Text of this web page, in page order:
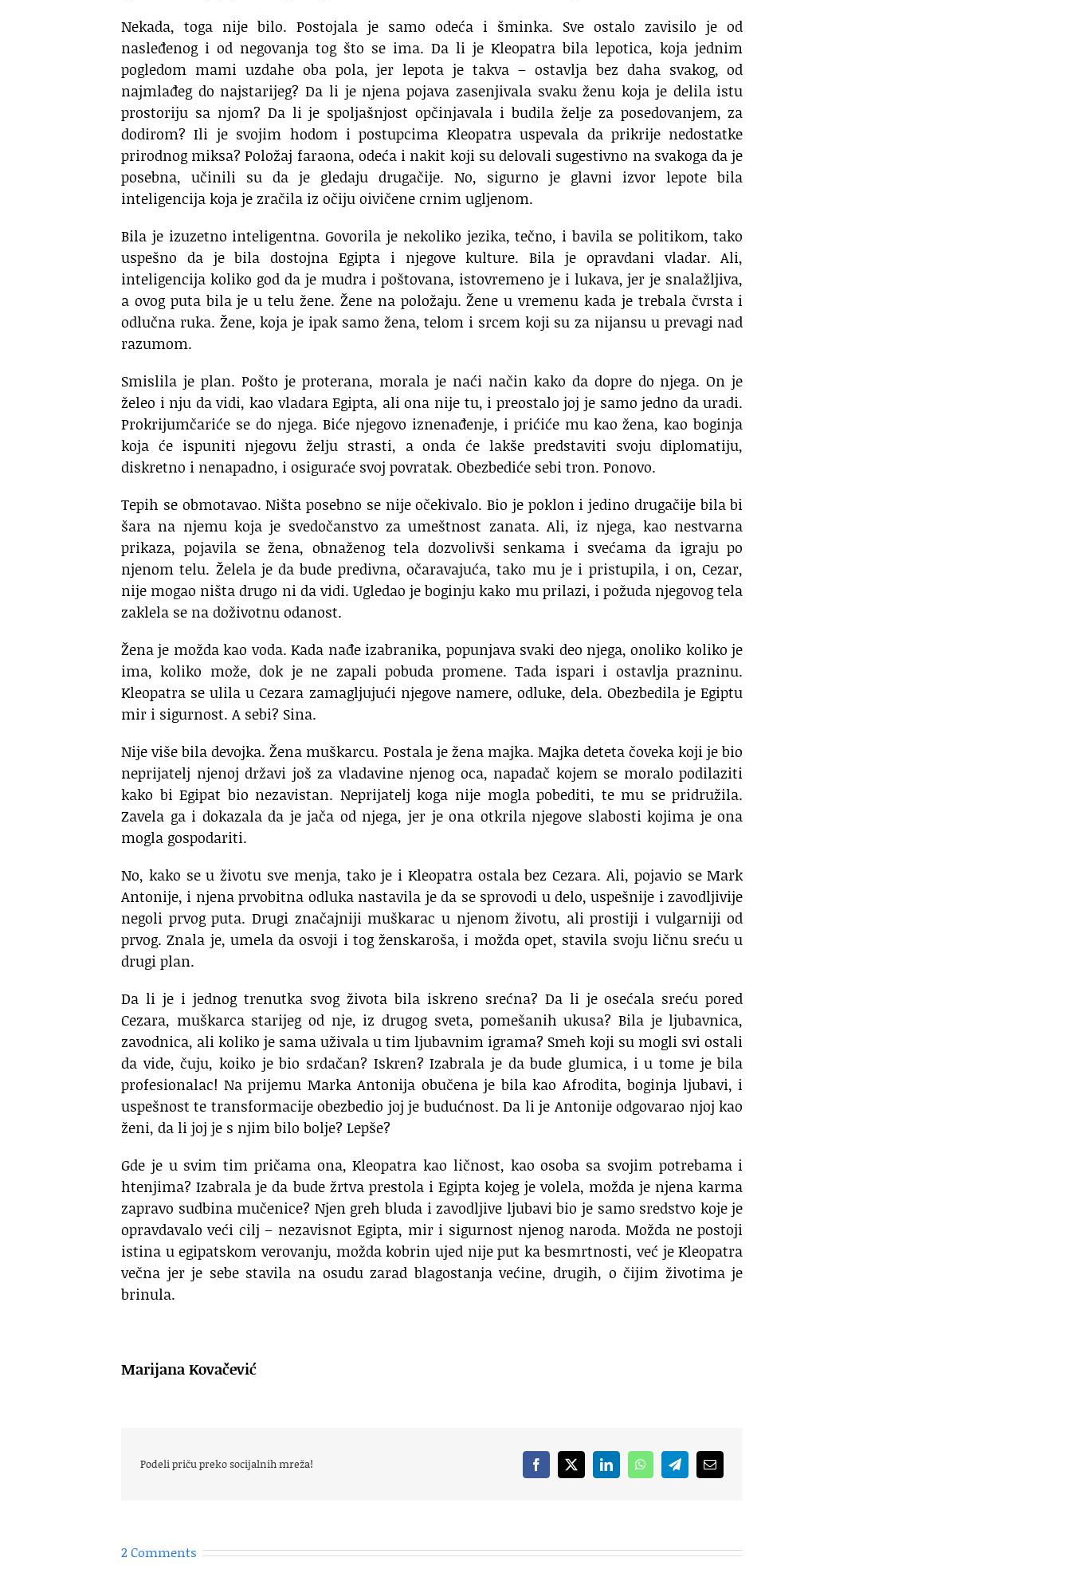
Nekada, toga nije bilo. Postojala je samo odeća i šminka. Sve ostalo zavisilo je od
nasleđenog i od negovanja tog što se ima. Da li je Kleopatra bila lepotica, koja jednim
pogledom mami uzdahe oba pola, jer lepota je takva – ostavlja bez daha svakog, od
najmlađeg do najstarijeg? Da li je njena pojava zasenjivala svaku ženu koja je delila istu
prostoriju sa njom? Da li je spoljašnjost opčinjavala i budila želje za posedovanjem, za
dodirom? Ili je svojim hodom i postupcima Kleopatra uspevala da prikrije nedostatke
prirodnog miksa? Položaj faraona, odeća i nakit koji su delovali sugestivno na svakoga da je
posebna, učinili su da je gledaju drugačije. No, sigurno je glavni izvor lepote bila
inteligencija koja je zračila iz očiju oivičene crnim ugljenom.
Bila je izuzetno inteligentna. Govorila je nekoliko jezika, tečno, i bavila se politikom, tako
uspešno da je bila dostojna Egipta i njegove kulture. Bila je opravdani vladar. Ali,
inteligencija koliko god da je mudra i poštovana, istovremeno je i lukava, jer je snalažljiva,
a ovog puta bila je u telu žene. Žene na položaju. Žene u vremenu kada je trebala čvrsta i
odlučna ruka. Žene, koja je ipak samo žena, telom i srcem koji su za nijansu u prevagi nad
razumom.
Smislila je plan. Pošto je proterana, morala je naći način kako da dopre do njega. On je
želeo i nju da vidi, kao vladara Egipta, ali ona nije tu, i preostalo joj je samo jedno da uradi.
Prokrijumčariće se do njega. Biće njegovo iznenađenje, i prićiće mu kao žena, kao boginja
koja će ispuniti njegovu želju strasti, a onda će lakše predstaviti svoju diplomatiju,
diskretno i nenapadno, i osiguraće svoj povratak. Obezbediće sebi tron. Ponovo.
Tepih se obmotavao. Ništa posebno se nije očekivalo. Bio je poklon i jedino drugačije bila bi
šara na njemu koja je svedočanstvo za umeštnost zanata. Ali, iz njega, kao nestvarna
prikaza, pojavila se žena, obnaženog tela dozvolivši senkama i svećama da igraju po
njenom telu. Želela je da bude predivna, očaravajuća, tako mu je i pristupila, i on, Cezar,
nije mogao ništa drugo ni da vidi. Ugledao je boginju kako mu prilazi, i požuda njegovog tela
zaklela se na doživotnu odanost.
Žena je možda kao voda. Kada nađe izabranika, popunjava svaki deo njega, onoliko koliko je
ima, koliko može, dok je ne zapali pobuda promene. Tada ispari i ostavlja prazninu.
Kleopatra se ulila u Cezara zamagljujući njegove namere, odluke, dela. Obezbedila je Egiptu
mir i sigurnost. A sebi? Sina.
Nije više bila devojka. Žena muškarcu. Postala je žena majka. Majka deteta čoveka koji je bio
neprijatelj njenoj državi još za vladavine njenog oca, napadač kojem se moralo podilaziti
kako bi Egipat bio nezavistan. Neprijatelj koga nije mogla pobediti, te mu se pridružila.
Zavela ga i dokazala da je jača od njega, jer je ona otkrila njegove slabosti kojima je ona
mogla gospodariti.
No, kako se u životu sve menja, tako je i Kleopatra ostala bez Cezara. Ali, pojavio se Mark
Antonije, i njena prvobitna odluka nastavila je da se sprovodi u delo, uspešnije i zavodljivije
negoli prvog puta. Drugi značajniji muškarac u njenom životu, ali prostiji i vulgarniji od
prvog. Znala je, umela da osvoji i tog ženskaroša, i možda opet, stavila svoju ličnu sreću u
drugi plan.
Da li je i jednog trenutka svog života bila iskreno srećna? Da li je osećala sreću pored
Cezara, muškarca starijeg od nje, iz drugog sveta, pomešanih ukusa? Bila je ljubavnica,
zavodnica, ali koliko je sama uživala u tim ljubavnim igrama? Smeh koji su mogli svi ostali
da vide, čuju, koiko je bio srdačan? Iskren? Izabrala je da bude glumica, i u tome je bila
profesionalac! Na prijemu Marka Antonija obučena je bila kao Afrodita, boginja ljubavi, i
uspešnost te transformacije obezbedio joj je budućnost. Da li je Antonije odgovarao njoj kao
ženi, da li joj je s njim bilo bolje? Lepše?
Gde je u svim tim pričama ona, Kleopatra kao ličnost, kao osoba sa svojim potrebama i
htenjima? Izabrala je da bude žrtva prestola i Egipta kojeg je volela, možda je njena karma
zapravo sudbina mučenice? Njen greh bluda i zavodljive ljubavi bio je samo sredstvo koje je
opravdavalo veći cilj – nezavisnot Egipta, mir i sigurnost njenog naroda. Možda ne postoji
istina u egipatskom verovanju, možda kobrin ujed nije put ka besmrtnosti, već je Kleopatra
večna jer je sebe stavila na osudu zarad blagostanja većine, drugih, o čijim životima je
brinula.
Marijana Kovačević
Podeli priču preko socijalnih mreža! Facebook
X LinkedInWhatsAppTelegramEmail
2 Comments